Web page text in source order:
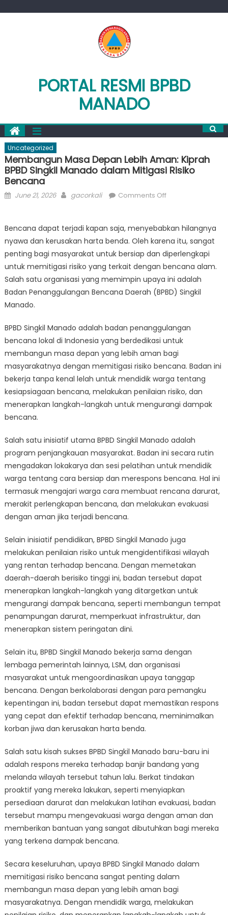
PORTAL RESMI BPBD
MANADO
Uncategorized
Membangun Masa Depan Lebih Aman: Kiprah
BPBD Singkil Manado dalam Mitigasi Risiko
Bencana
Posted
June 21, 2026 Author
gacorkali Comments Offon
Depan
Lebih
Aman:
Kiprah
BPBD
Singkil
Manado
Mitigasi
Risiko
Bencana dapat terjadi kapan saja, menyebabkan hilangnya
nyawa dan kerusakan harta benda. Oleh karena itu, sangat
penting bagi masyarakat untuk bersiap dan diperlengkapi
untuk memitigasi risiko yang terkait dengan bencana alam.
Salah satu organisasi yang memimpin upaya ini adalah
Badan Penanggulangan Bencana Daerah (BPBD) Singkil
Manado.
BPBD Singkil Manado adalah badan penanggulangan
bencana lokal di Indonesia yang berdedikasi untuk
membangun masa depan yang lebih aman bagi
masyarakatnya dengan memitigasi risiko bencana. Badan ini
bekerja tanpa kenal lelah untuk mendidik warga tentang
kesiapsiagaan bencana, melakukan penilaian risiko, dan
menerapkan langkah-langkah untuk mengurangi dampak
bencana.
Salah satu inisiatif utama BPBD Singkil Manado adalah
program penjangkauan masyarakat. Badan ini secara rutin
mengadakan lokakarya dan sesi pelatihan untuk mendidik
warga tentang cara bersiap dan merespons bencana. Hal ini
termasuk mengajari warga cara membuat rencana darurat,
merakit perlengkapan bencana, dan melakukan evakuasi
dengan aman jika terjadi bencana.
Selain inisiatif pendidikan, BPBD Singkil Manado juga
melakukan penilaian risiko untuk mengidentifikasi wilayah
yang rentan terhadap bencana. Dengan memetakan
daerah-daerah berisiko tinggi ini, badan tersebut dapat
menerapkan langkah-langkah yang ditargetkan untuk
mengurangi dampak bencana, seperti membangun tempat
penampungan darurat, memperkuat infrastruktur, dan
menerapkan sistem peringatan dini.
Selain itu, BPBD Singkil Manado bekerja sama dengan
lembaga pemerintah lainnya, LSM, dan organisasi
masyarakat untuk mengoordinasikan upaya tanggap
bencana. Dengan berkolaborasi dengan para pemangku
kepentingan ini, badan tersebut dapat memastikan respons
yang cepat dan efektif terhadap bencana, meminimalkan
korban jiwa dan kerusakan harta benda.
Salah satu kisah sukses BPBD Singkil Manado baru-baru ini
adalah respons mereka terhadap banjir bandang yang
melanda wilayah tersebut tahun lalu. Berkat tindakan
proaktif yang mereka lakukan, seperti menyiapkan
persediaan darurat dan melakukan latihan evakuasi, badan
tersebut mampu mengevakuasi warga dengan aman dan
memberikan bantuan yang sangat dibutuhkan bagi mereka
yang terkena dampak bencana.
Secara keseluruhan, upaya BPBD Singkil Manado dalam
memitigasi risiko bencana sangat penting dalam
membangun masa depan yang lebih aman bagi
masyarakatnya. Dengan mendidik warga, melakukan